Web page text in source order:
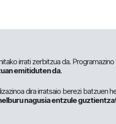
irrati zerbitzua da. Programazino
emitiduten da.
dira irratsaio berezi batzuen
nagusia entzule